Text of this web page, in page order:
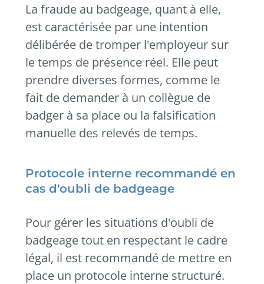
La fraude au badgeage, quant à elle,
est caractérisée par une intention
délibérée de tromper l'employeur sur
le temps de présence réel. Elle peut
prendre diverses formes, comme le
fait de demander à un collègue de
badger à sa place ou la falsification
manuelle des relevés de temps.
Protocole interne recommandé en
cas d'oubli de badgeage
Pour gérer les situations d'oubli de
badgeage tout en respectant le cadre
légal, il est recommandé de mettre en
place un protocole interne structuré.